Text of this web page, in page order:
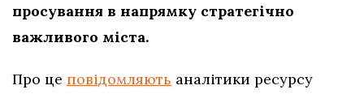
просування в напрямку стратегічно
важливого міста.
Про це повідомляють аналітики ресурсу